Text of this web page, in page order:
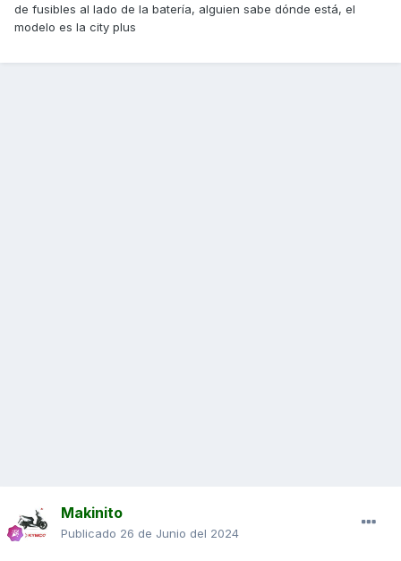
de fusibles al lado de la batería, alguien sabe dónde está, el
modelo es la city plus
Makinito
Publicado 26 de Junio del 2024